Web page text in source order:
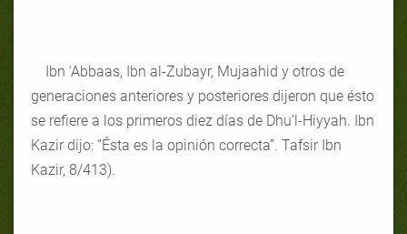
Ibn ‘Abbaas, Ibn al-Zubayr, Mujaahid y otros de
generaciones anteriores y posteriores dijeron que ésto
se refiere a los primeros diez días de Dhu’l-Hiyyah. Ibn
Kazir dijo: “Ésta es la opinión correcta”. Tafsir Ibn
Kazir, 8/413).